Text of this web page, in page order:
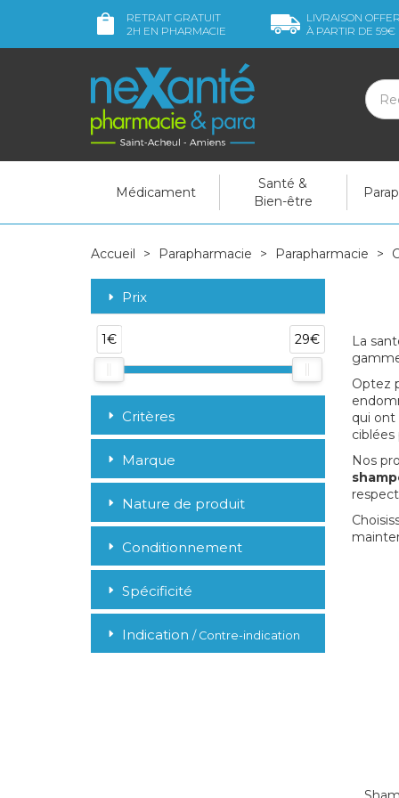
RETRAIT GRATUIT
2H EN PHARMACIE
LIVRAISON
À PARTIR DE 59€
Médicament
Santé &
Bien-être
Accueil Parapharmacie Parapharmacie
La
Optez
qui ont
Nos
Prix
1€ 29€
Critères
Marque
Nature de produit
Conditionnement
Spécificité
Indication / Contre-indication